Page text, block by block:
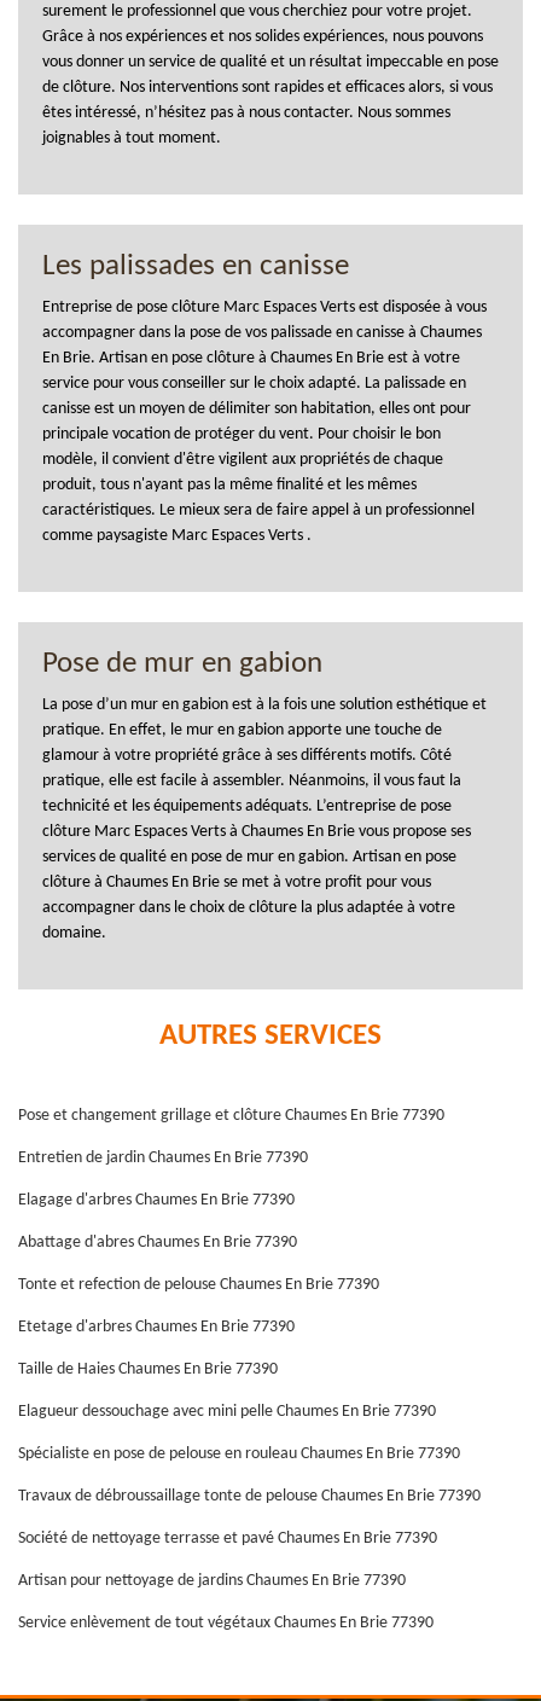
surement le professionnel que vous cherchiez pour votre projet.
Grâce à nos expériences et nos solides expériences, nous pouvons
vous donner un service de qualité et un résultat impeccable en pose
de clôture. Nos interventions sont rapides et efficaces alors, si vous
êtes intéressé, n’hésitez pas à nous contacter. Nous sommes
joignables à tout moment.
Les palissades en canisse
Entreprise de pose clôture Marc Espaces Verts est disposée à vous
accompagner dans la pose de vos palissade en canisse à Chaumes
En Brie. Artisan en pose clôture à Chaumes En Brie est à votre
service pour vous conseiller sur le choix adapté. La palissade en
canisse est un moyen de délimiter son habitation, elles ont pour
principale vocation de protéger du vent. Pour choisir le bon
modèle, il convient d'être vigilent aux propriétés de chaque
produit, tous n'ayant pas la même finalité et les mêmes
caractéristiques. Le mieux sera de faire appel à un professionnel
comme paysagiste Marc Espaces Verts .
Pose de mur en gabion
La pose d’un mur en gabion est à la fois une solution esthétique et
pratique. En effet, le mur en gabion apporte une touche de
glamour à votre propriété grâce à ses différents motifs. Côté
pratique, elle est facile à assembler. Néanmoins, il vous faut la
technicité et les équipements adéquats. L’entreprise de pose
clôture Marc Espaces Verts à Chaumes En Brie vous propose ses
services de qualité en pose de mur en gabion. Artisan en pose
clôture à Chaumes En Brie se met à votre profit pour vous
accompagner dans le choix de clôture la plus adaptée à votre
domaine.
AUTRES SERVICES
Pose et changement grillage et clôture Chaumes En Brie 77390
Entretien de jardin Chaumes En Brie 77390
Elagage d'arbres Chaumes En Brie 77390
Abattage d'abres Chaumes En Brie 77390
Tonte et refection de pelouse Chaumes En Brie 77390
Etetage d'arbres Chaumes En Brie 77390
Taille de Haies Chaumes En Brie 77390
Elagueur dessouchage avec mini pelle Chaumes En Brie 77390
Spécialiste en pose de pelouse en rouleau Chaumes En Brie 77390
Travaux de débroussaillage tonte de pelouse Chaumes En Brie 77390
Société de nettoyage terrasse et pavé Chaumes En Brie 77390
Artisan pour nettoyage de jardins Chaumes En Brie 77390
Service enlèvement de tout végétaux Chaumes En Brie 77390